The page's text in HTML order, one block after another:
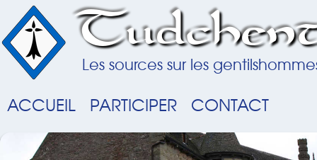
Les sources sur les
ACCUEIL PARTICIPER CONTACT